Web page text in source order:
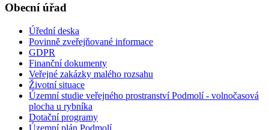
Obecní úřad
Úřední deska
Povinně zveřejňované informace
GDPR
Finanční dokumenty
Veřejné zakázky malého rozsahu
Životní situace
Územní studie veřejného prostranství Podmolí - volnočasová
plocha u rybníka
Dotační programy
Územní plán Podmolí